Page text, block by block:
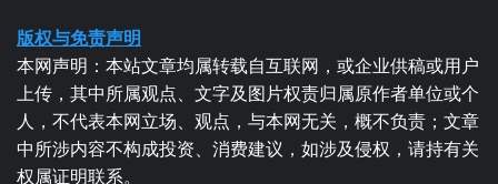
版权与免责声明
本网声明：本站文章均属转载自互联网，或企业供稿或用户
上传，其中所属观点、文字及图片权责归属原作者单位或个
人，不代表本网立场、观点，与本网无关，概不负责；文章
中所涉内容不构成投资、消费建议，如涉及侵权，请持有关
权属证明联系。